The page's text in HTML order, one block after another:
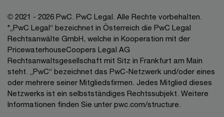
© 2021 - 2026 PwC. PwC Legal. Alle Rechte vorbehalten.
*„PwC Legal“ bezeichnet in Österreich die PwC Legal
Rechtsanwälte GmbH, welche in Kooperation mit der
PricewaterhouseCoopers Legal AG
Rechtsanwaltsgesellschaft mit Sitz in Frankfurt am Main
steht. „PwC“ bezeichnet das PwC-Netzwerk und/oder eines
oder mehrere seiner Mitgliedsfirmen. Jedes Mitglied dieses
Netzwerks ist ein selbstständiges Rechtssubjekt. Weitere
Informationen finden Sie unter pwc.com/structure.